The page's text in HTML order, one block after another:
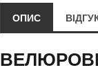
ОПИС